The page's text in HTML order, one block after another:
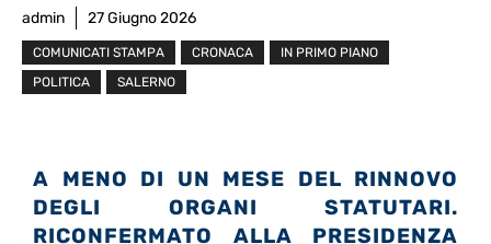
admin 27 Giugno 2026
COMUNICATI STAMPA CRONACA
IN PRIMO PIANO
POLITICA
SALERNO
A MENO DI UN MESE DEL RINNOVO
DEGLI ORGANI STATUTARI.
RICONFERMATO ALLA PRESIDENZA